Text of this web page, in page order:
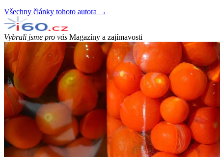
Všechny články tohoto autora →
Vybrali jsme pro vás Magazíny a zajímavosti